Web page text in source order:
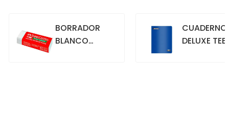
BORRADOR
BLANCO
DELUXE